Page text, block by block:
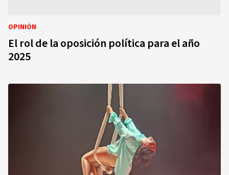
OPINIÓN
El rol de la oposición política para el año
2025